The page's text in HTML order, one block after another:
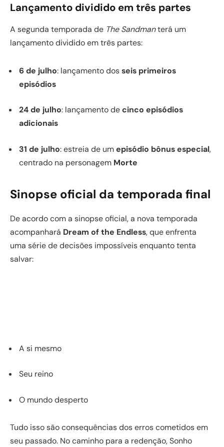
Lançamento dividido em três partes
A segunda temporada de The Sandmanterá um
lançamento dividido em três partes:
6 de julho: lançamento dosseis primeiros
episódios
24 de julho: lançamento decinco episódios
adicionais
31 de julho: estreia de umepisódio bônus especial,
centrado na personagem Morte
Sinopse oficial da temporada final
De acordo com a sinopse oficial, a nova temporada
acompanhará Dream of the Endless, que enfrenta
uma série de decisões impossíveis enquanto tenta
salvar:
A si mesmo
Seu reino
O mundo desperto
Tudo isso são consequências dos erros cometidos em
seu passado. No caminho para a redenção, Sonho